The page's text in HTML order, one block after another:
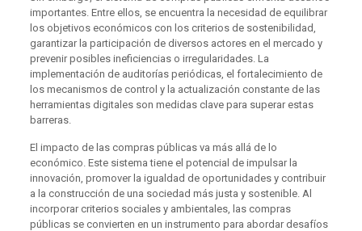
importantes. Entre ellos, se encuentra la necesidad de equilibrar
los objetivos económicos con los criterios de sostenibilidad,
garantizar la participación de diversos actores en el mercado y
prevenir posibles ineficiencias o irregularidades. La
implementación de auditorías periódicas, el fortalecimiento de
los mecanismos de control y la actualización constante de las
herramientas digitales son medidas clave para superar estas
barreras.
El impacto de las compras públicas va más allá de lo
económico. Este sistema tiene el potencial de impulsar la
innovación, promover la igualdad de oportunidades y contribuir
a la construcción de una sociedad más justa y sostenible. Al
incorporar criterios sociales y ambientales, las compras
públicas se convierten en un instrumento para abordar desafíos